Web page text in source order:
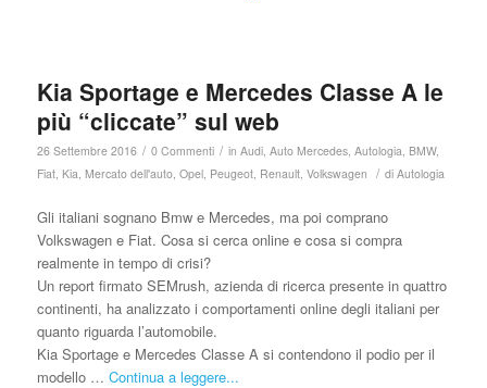
Kia Sportage e Mercedes Classe A le
più “cliccate” sul web
26 Settembre 2016 / 0 Commenti / in Audi, Auto Mercedes, Autologia BMW,
Fiat, Kia Mercato dell'auto, Opel, Peugeot, Renault, Volkswagen / di Autologia
Gli italiani sognano Bmw e Mercedes, ma poi comprano
Volkswagen e Fiat. Cosa si cerca online e cosa si compra
realmente in tempo di crisi?
Un report firmato SEMrush, azienda di ricerca presente in quattro
continenti, ha analizzato i comportamenti online degli italiani per
quanto riguarda l’automobile.
Kia Sportage e Mercedes Classe A si contendono il podio per il
modello … Continua a leggere...